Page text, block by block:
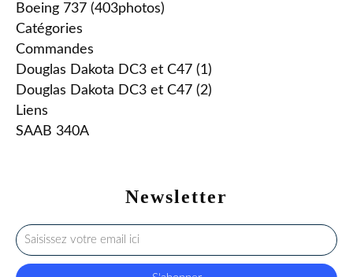
Newsletter
Boeing 737 (403photos)
Catégories
Commandes
Douglas Dakota DC3 et C47 (1)
Douglas Dakota DC3 et C47 (2)
Liens
SAAB 340A